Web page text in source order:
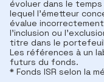
évoluer dans le
lequel l'émetteur
évalue
l'inclusion ou
titre dans le
Les références à un
futurs du fonds.
* Fonds ISR selon la